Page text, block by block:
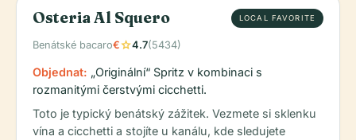
Osteria Al Squero LOCAL FAVORITE
Benátské bacaro€star4.7(5434)
Objednat: „Originální“ Spritz v kombinaci s
rozmanitými čerstvými cicchetti.
Toto je typický benátský zážitek. Vezmete si sklenku
vína a cicchetti a stojíte u kanálu, kde sledujete